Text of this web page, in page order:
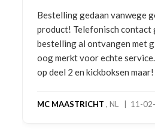
Bestelling gedaan vanwege
product! Telefonisch contact
bestelling al ontvangen met
oog merkt voor echte
op deel 2 en kickboksen maar!
MC MAASTRICHT , NL | 11-